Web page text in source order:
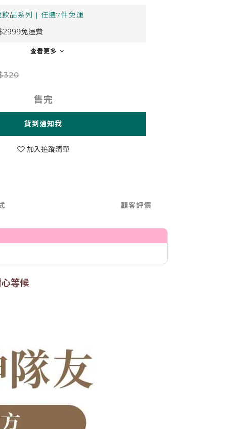
品系列 | 任選7件免運
免運費
查看更多
售完
貨到通知我
加入追蹤清單
顧客評價
等候